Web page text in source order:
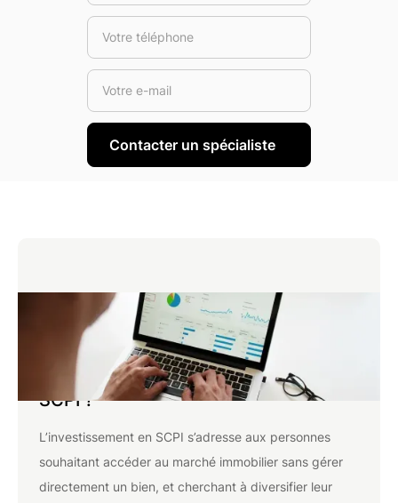
À qui est destiné l'investissement en
SCPI ?
L’investissement en SCPI s’adresse aux personnes
souhaitant accéder au marché immobilier sans gérer
directement un bien, et cherchant à diversifier leur